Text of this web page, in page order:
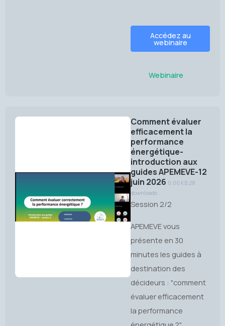
Accédez au
webinaire
Webinaire
Comment évaluer
efficacement la
performance
énergétique-
introduction aux
guides APEMEVE-12
juin 2026 0.00 KB 28
downloads
Session 2/2
APEMEVE vous
présente en 30
minutes les guides à
destination des
décideurs : "comment
évaluer efficacement
la performance